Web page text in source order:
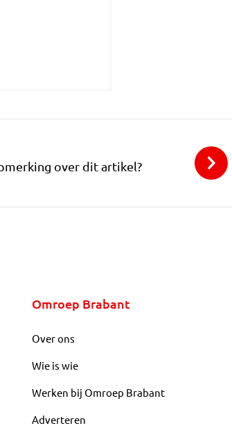
over dit artikel?
Omroep Brabant
Over ons
Wie is wie
Werken bij Omroep Brabant
Adverteren